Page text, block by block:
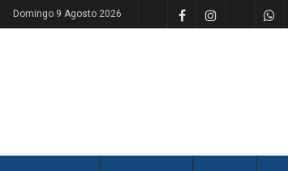
Domingo 9 Agosto 2026